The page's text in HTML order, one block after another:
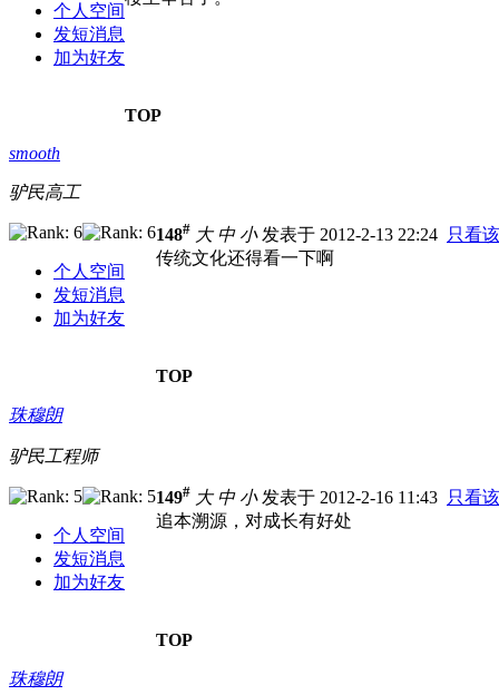
个人空间
发短消息
加为好友
TOP
smooth
驴民高工
个人空间
发短消息
加为好友
148# 大 中 小发表于 2012-2-13 22:24 只看
传统文化还得看一下啊
TOP
珠穆朗
驴民工程师
个人空间
发短消息
加为好友
149# 大 中 小发表于 2012-2-16 11:43 只看
追本溯源，对成长有好处
TOP
珠穆朗